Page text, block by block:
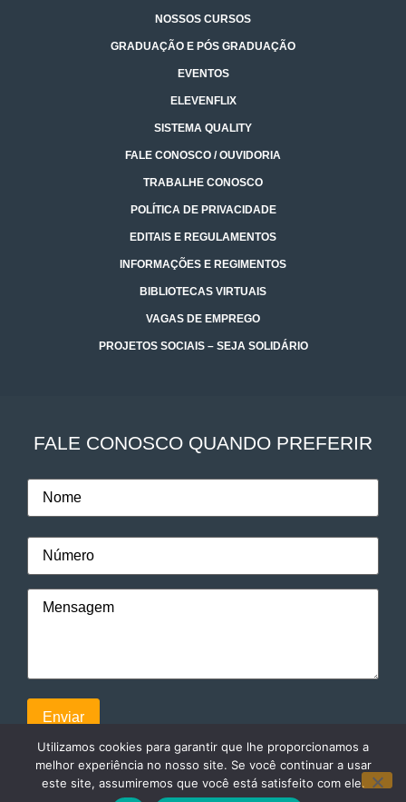
NOSSOS CURSOS
GRADUAÇÃO E PÓS GRADUAÇÃO
EVENTOS
ELEVENFLIX
SISTEMA QUALITY
FALE CONOSCO / OUVIDORIA
TRABALHE CONOSCO
POLÍTICA DE PRIVACIDADE
EDITAIS E REGULAMENTOS
INFORMAÇÕES E REGIMENTOS
BIBLIOTECAS VIRTUAIS
VAGAS DE EMPREGO
PROJETOS SOCIAIS – SEJA SOLIDÁRIO
FALE CONOSCO QUANDO PREFERIR
Utilizamos cookies para garantir que lhe proporcionamos a
melhor experiência no nosso site. Se você continuar a usar
este site, assumiremos que você está satisfeito com ele.